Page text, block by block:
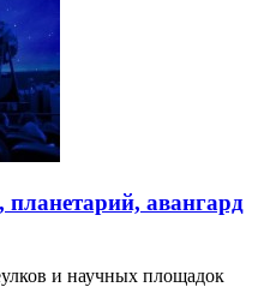
авангард
и научных площадок